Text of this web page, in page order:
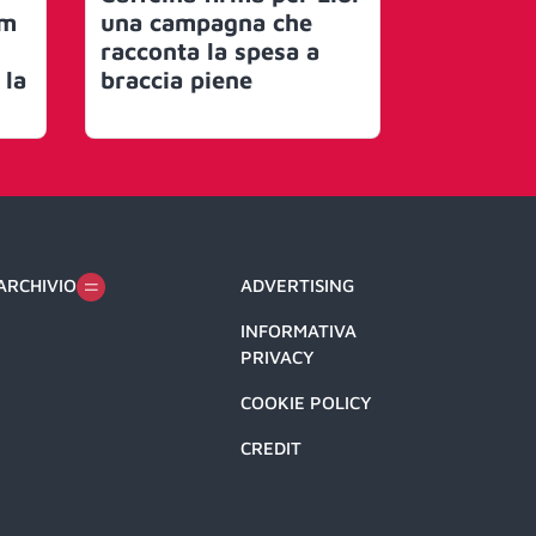
la
una campagna che
racconta la spesa a
braccia piene
ADVERTISING
INFORMATIVA
PRIVACY
COOKIE POLICY
CREDIT